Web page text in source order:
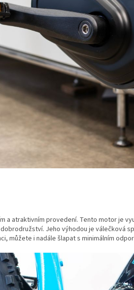
a atraktivním provedení. Tento motor je
Jeho výhodou je válečková
můžete i nadále šlapat s minimálním